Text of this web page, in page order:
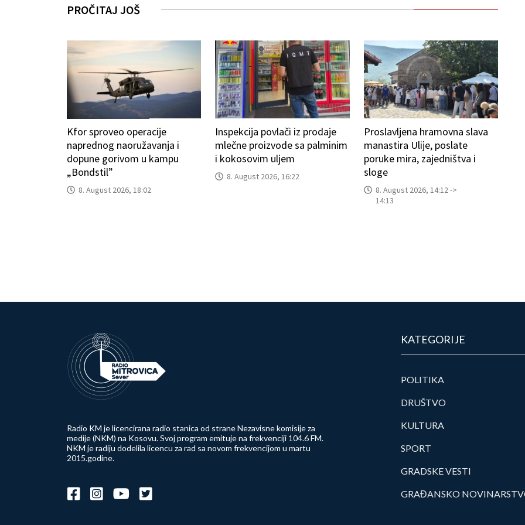
PROČITAJ JOŠ
Kfor sproveo operacije
naprednog naoružavanja i
dopune gorivom u kampu
„Bondstil”
8. August 2026, 18:02
Inspekcija povlači iz prodaje
mlečne proizvode sa palminim
i kokosovim uljem
8. August 2026, 16:22
Proslavljena hramovna slava
manastira Ulije, poslate
poruke mira, zajedništva i
sloge
8. August 2026, 14:12 ->
14:13
Radio KM je licencirana radio stanica od strane Nezavisne komisije za
medije (NKM) na Kosovu. Svoj program emituje na frekvenciji 104.6 FM.
NKM je radiju dodelila licencu za rad sa novom frekvencijom u martu
2015.godine.
KATEGORIJE
POLITIKA
DRUŠTVO
KULTURA
SPORT
GRADSKE VESTI
GRAĐANSKO